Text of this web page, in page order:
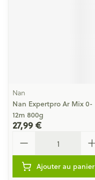
Nan
Nan Expertpro Ar Mix 0-
12m 800g
27,99 €
Ajouter au panier